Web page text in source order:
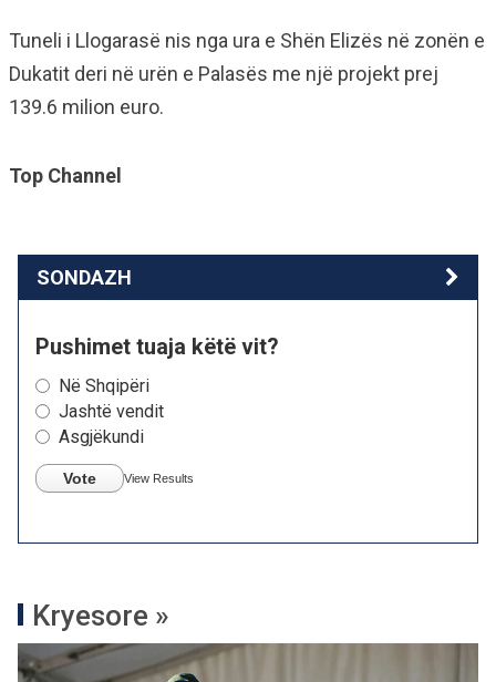
Tuneli i Llogarasë nis nga ura e Shën Elizës në zonën e
Dukatit deri në urën e Palasës me një projekt prej
139.6 milion euro.
Top Channel
SONDAZH
Pushimet tuaja këtë vit?
Në Shqipëri
Jashtë vendit
Asgjëkundi
Vote View Results
Kryesore »